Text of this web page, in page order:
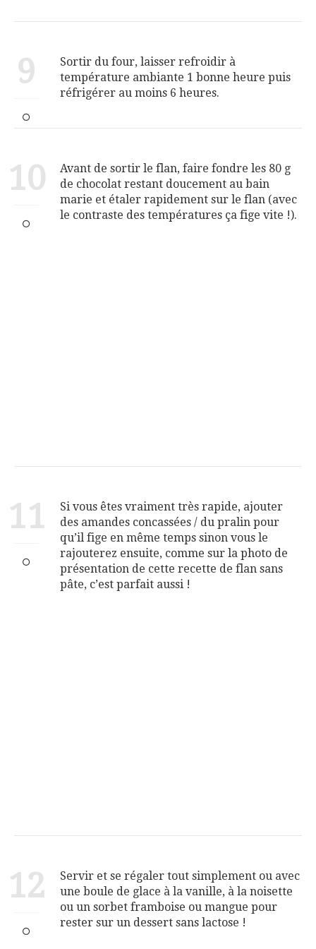
9
Sortir du four, laisser refroidir à
température ambiante 1 bonne heure puis
réfrigérer au moins 6 heures.
10
Avant de sortir le flan, faire fondre les 80 g
de chocolat restant doucement au bain
marie et étaler rapidement sur le flan (avec
le contraste des températures ça fige vite !).
11
Si vous êtes vraiment très rapide, ajouter
des amandes concassées / du pralin pour
qu’il fige en même temps sinon vous le
rajouterez ensuite, comme sur la photo de
présentation de cette recette de flan sans
pâte, c’est parfait aussi !
12
Servir et se régaler tout simplement ou avec
une boule de glace à la vanille, à la noisette
ou un sorbet framboise ou mangue pour
rester sur un dessert sans lactose !